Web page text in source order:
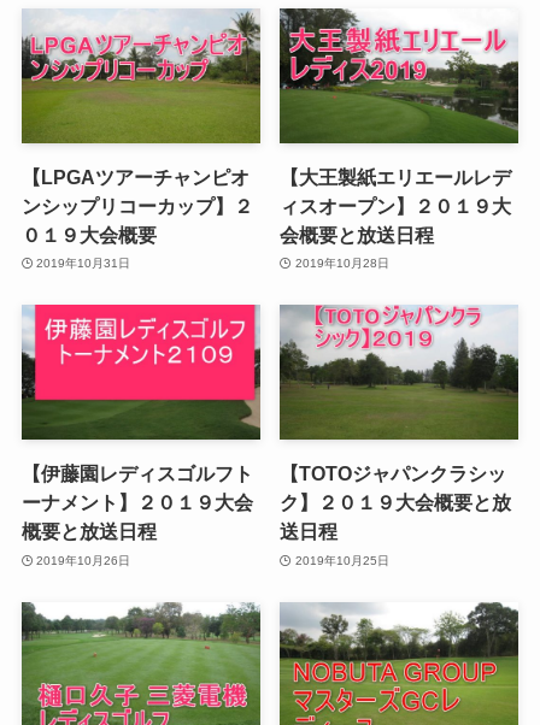
【LPGAツアーチャンピオ
ンシップリコーカップ】２
０１９大会概要
2019年10月31日
【大王製紙エリエールレデ
ィスオープン】２０１９大
会概要と放送日程
2019年10月28日
【伊藤園レディスゴルフト
ーナメント】２０１９大会
概要と放送日程
2019年10月26日
【TOTOジャパンクラシッ
ク】２０１９大会概要と放
送日程
2019年10月25日